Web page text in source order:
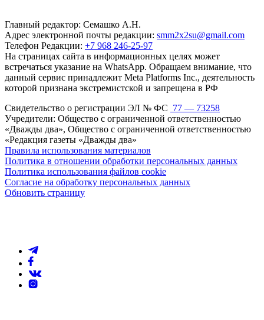
Главный редактор: Семашко А.Н.
Адрес электронной почты редакции: smm2x2su@gmail.com
Телефон Редакции: +7 968 246-25-97
На страницах сайта в информационных целях может
встречаться указание на WhatsApp. Обращаем внимание, что
данный сервис принадлежит Meta Platforms Inc., деятельность
которой признана экстремистской и запрещена в РФ
Свидетельство о регистрации ЭЛ № ФС 77 — 73258
Учредители: Общество с ограниченной ответственностью
«Дважды два», Общество с ограниченной ответственностью
«Редакция газеты «Дважды два»
Правила использования материалов
Политика в отношении обработки персональных данных
Политика использования файлов cookie
Согласие на обработку персональных данных
Обновить страницу